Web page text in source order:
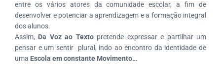
entre os vários atores da comunidade escolar, a fim de
desenvolver e potenciar a aprendizagem e a formação integral
dos alunos.
Assim, Da Voz ao Textopretende expressar e partilhar um
pensar e um sentir plural, indo ao encontro da identidade de
uma Escola em constante Movimento…